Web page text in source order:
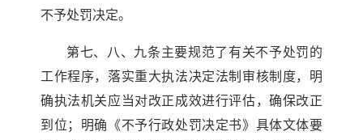
不予处罚决定。
第七、八、九条主要规范了有关不予处罚的
工作程序，落实重大执法决定法制审核制度，明
确执法机关应当对改正成效进行评估，确保改正
到位；明确《不予行政处罚决定书》具体文体要